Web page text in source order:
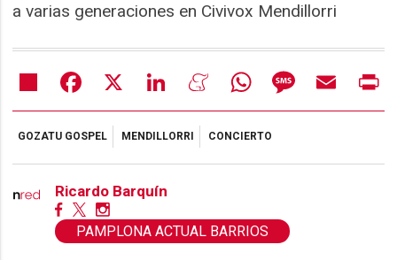
a varias generaciones en Civivox Mendillorri
Share Facebook LinkedIn MeneameWhatsAppMessageEmail
GOZATU GOSPEL MENDILLORRI CONCIERTO
Ricardo Barquín
PAMPLONA ACTUAL BARRIOS